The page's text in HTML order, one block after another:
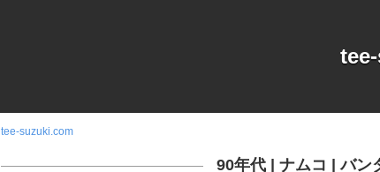
tee-suzuki.com
90年代 ナムコ |バン